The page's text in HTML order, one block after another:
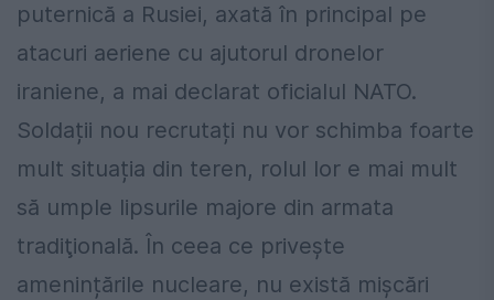
puternică a Rusiei, axată în principal pe
atacuri aeriene cu ajutorul dronelor
iraniene, a mai declarat oficialul NATO.
Soldații nou recrutați nu vor schimba foarte
mult situația din teren, rolul lor e mai mult
să umple lipsurile majore din armata
tradiţională. În ceea ce privește
amenințările nucleare, nu există mișcări